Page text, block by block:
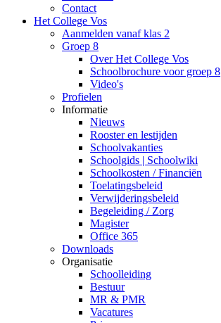
Contact
Het College Vos
Aanmelden vanaf klas 2
Groep 8
Over Het College Vos
Schoolbrochure voor groep 8
Video's
Profielen
Informatie
Nieuws
Rooster en lestijden
Schoolvakanties
Schoolgids | Schoolwiki
Schoolkosten / Financiën
Toelatingsbeleid
Verwijderingsbeleid
Begeleiding / Zorg
Magister
Office 365
Downloads
Organisatie
Schoolleiding
Bestuur
MR & PMR
Vacatures